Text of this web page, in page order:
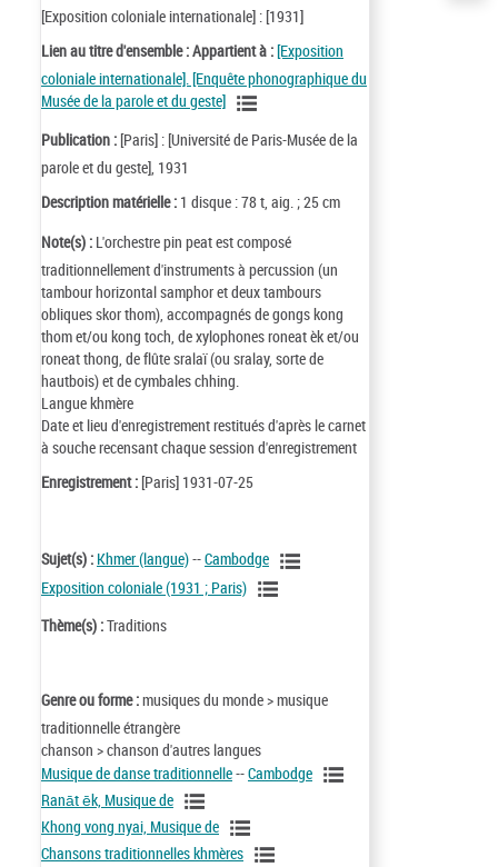
[Exposition coloniale internationale] : [1931]
Lien au titre d'ensemble :Appartient à :[Exposition
coloniale internationale]. [Enquête phonographique du
Musée de la parole et du geste]
Publication : [Paris] : [Université de Paris-Musée de la
parole et du geste], 1931
Description matérielle : 1 disque : 78 t, aig. ; 25 cm
Note(s) : L'orchestre pin peat est composé
traditionnellement d'instruments à percussion (un
tambour horizontal samphor et deux tambours
obliques skor thom), accompagnés de gongs kong
thom et/ou kong toch, de xylophones roneat èk et/ou
roneat thong, de flûte sralaï (ou sralay, sorte de
hautbois) et de cymbales chhing.
Langue khmère
Date et lieu d'enregistrement restitués d'après le carnet
à souche recensant chaque session d'enregistrement
Enregistrement : [Paris] 1931-07-25
Sujet(s) : Khmer (langue)--Cambodge
Exposition coloniale (1931 ; Paris)
Thème(s) :Traditions
Genre ou forme :musiques du monde > musique
traditionnelle étrangère
chanson > chanson d'autres langues
Musique de danse traditionnelle--Cambodge
Ranāt ēk, Musique de
Khong vong nyai, Musique de
Chansons traditionnelles khmères